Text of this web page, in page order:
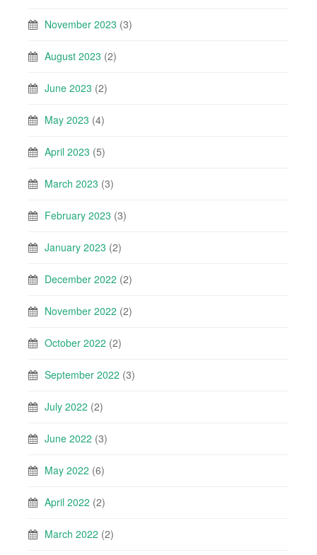
November 2023 (3)
August 2023 (2)
June 2023 (2)
May 2023 (4)
April 2023 (5)
March 2023 (3)
February 2023 (3)
January 2023 (2)
December 2022 (2)
November 2022 (2)
October 2022 (2)
September 2022 (3)
July 2022 (2)
June 2022 (3)
May 2022 (6)
April 2022 (2)
March 2022 (2)